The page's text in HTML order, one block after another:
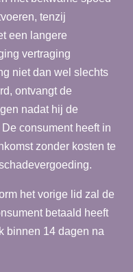
tenzij
een langere
vertraging
niet dan wel slechts
ontvangt de
nadat hij de
consument heeft in
zonder kosten te
het vorige lid zal de
betaald heeft
binnen 14 dagen na